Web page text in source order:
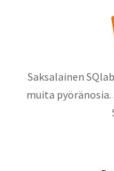
Saksalainen
muita